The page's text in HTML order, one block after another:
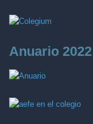
Anuario 2022